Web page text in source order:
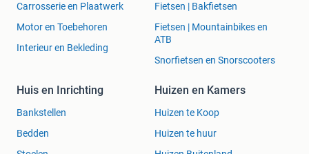
Carrosserie en Plaatwerk
Motor en Toebehoren
Interieur en Bekleding
Fietsen | Bakfietsen
Fietsen | Mountainbikes en
ATB
Snorfietsen en Snorscooters
Huis en Inrichting
Bankstellen
Bedden
Huizen en Kamers
Huizen te Koop
Huizen te huur